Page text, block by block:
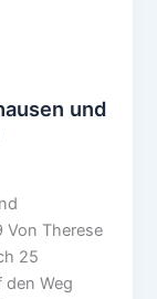
und
Von Therese
25
den Weg